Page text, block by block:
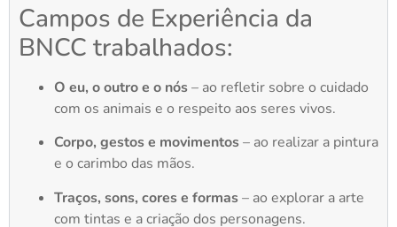
Campos de Experiência da
BNCC trabalhados:
O eu, o outro e o nós– ao refletir sobre o cuidado
com os animais e o respeito aos seres vivos.
Corpo, gestos e movimentos– ao realizar a pintura
e o carimbo das mãos.
Traços, sons, cores e formas– ao explorar a arte
com tintas e a criação dos personagens.